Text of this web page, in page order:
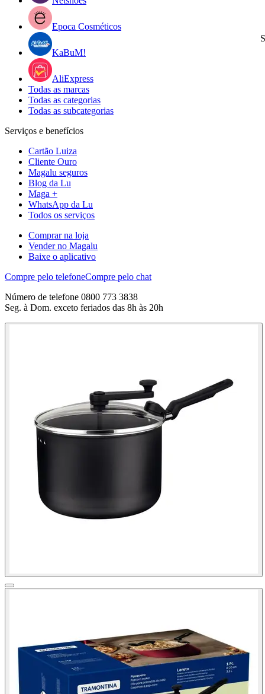
Epoca Cosméticos
KaBuM!
AliExpress
Todas as marcas
Todas as categorias
Todas as subcategorias
Serviços e benefícios
Cartão Luiza
Cliente Ouro
Magalu seguros
Blog da Lu
Maga +
WhatsApp da Lu
Todos os serviços
Comprar na loja
Vender no Magalu
Baixe o aplicativo
Compre pelo telefoneCompre pelo chat
Número de telefone 0800 773 3838
Seg. à Dom. exceto feriados das 8h às 20h